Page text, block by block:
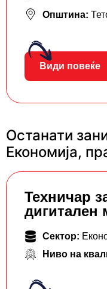
Општина:
Види повеќе
Останати
Економија,
Teхничар
дигитален
Сектор:
Ниво на